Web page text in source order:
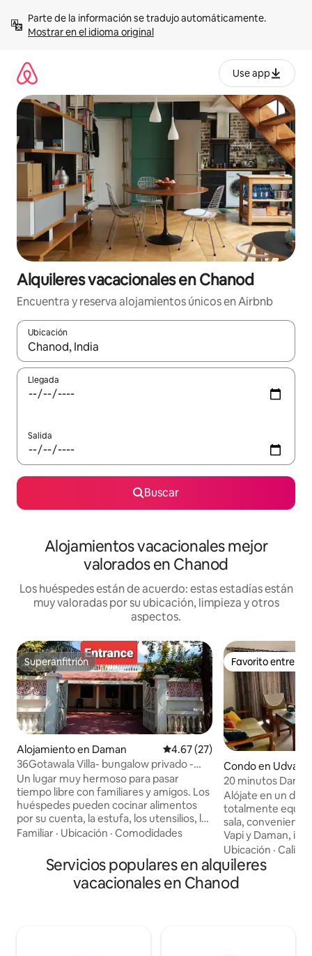
contenidoMostrar en el idioma original
Use app
Alquileres vacacionales en Chanod
Encuentra y reserva alojamientos únicos en Airbnb
Ubicación
Cuando los resultados estén disponibles, navega con las
Llegada
Salida
Buscar
Alojamientos vacacionales mejor
valorados en Chanod
Los huéspedes están de acuerdo: estas estadías están
muy valoradas por su ubicación, limpieza y otros
aspectos.
Superanfitrión
Superanfitrión
Alojamiento en Daman Calificación promedio: 4.67 de
4.67 (27)
36Gotawala Villa- bungalow privado -
piscina-bar
Un lugar muy hermoso para pasar
tiempo libre con familiares y amigos. Los
huéspedes pueden cocinar alimentos
por su cuenta, la estufa, los utensilios, los
filtros y las instalaciones de gas se
hotel cercano Jajira o la cantina de la
Sociedad para comprar alimentos. Una
sensación muy estética de bar personal
Familiar · Ubicación · Comodidades
Favorito entre
Favorito entre
Condo en Udvada
20 minutos
todas las
Alójate en un
totalmente
sala,
Vapi y Daman,
y viajeros de
aire
dormitorios, Wi-
totalmente
Ubicación ·
Servicios populares en alquileres
vacacionales en Chanod